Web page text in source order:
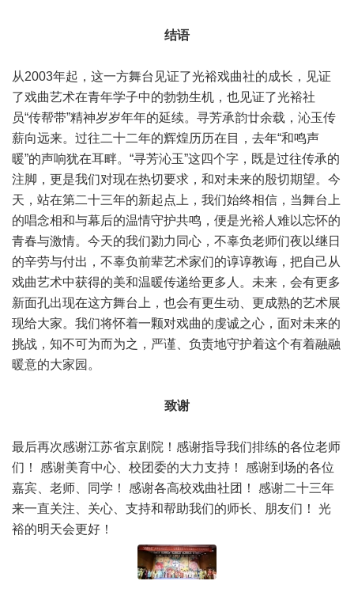
结语
从2003年起，这一方舞台见证了光裕戏曲社的成长，见证
了戏曲艺术在青年学子中的勃勃生机，也见证了光裕社
员“传帮带”精神岁岁年年的延续。寻芳承韵廿余载，沁玉传
薪向远来。过往二十二年的辉煌历历在目，去年“和鸣声
暖”的声响犹在耳畔。“寻芳沁玉”这四个字，既是过往传承的
注脚，更是我们对现在热切要求，和对未来的殷切期望。今
天，站在第二十三年的新起点上，我们始终相信，当舞台上
的唱念相和与幕后的温情守护共鸣，便是光裕人难以忘怀的
青春与激情。今天的我们勠力同心，不辜负老师们夜以继日
的辛劳与付出，不辜负前辈艺术家们的谆谆教诲，把自己从
戏曲艺术中获得的美和温暖传递给更多人。未来，会有更多
新面孔出现在这方舞台上，也会有更生动、更成熟的艺术展
现给大家。我们将怀着一颗对戏曲的虔诚之心，面对未来的
挑战，知不可为而为之，严谨、负责地守护着这个有着融融
暖意的大家园。
致谢
最后再次感谢江苏省京剧院！感谢指导我们排练的各位老师
们！ 感谢美育中心、校团委的大力支持！ 感谢到场的各位
嘉宾、老师、同学！ 感谢各高校戏曲社团！ 感谢二十三年
来一直关注、关心、支持和帮助我们的师长、朋友们！ 光
裕的明天会更好！